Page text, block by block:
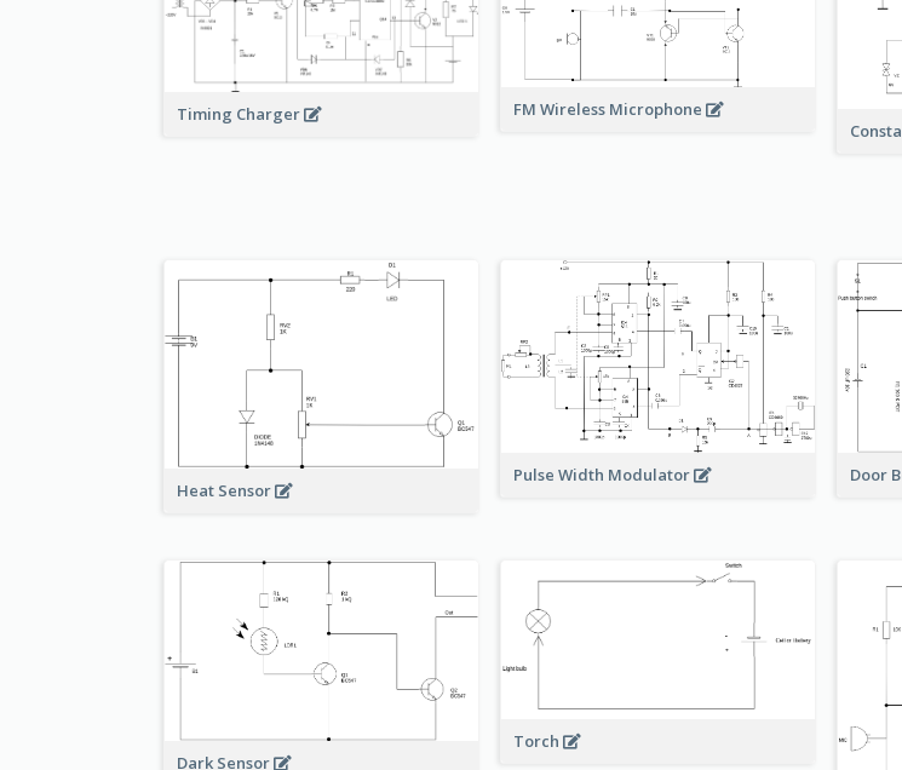
Timing Charger
FM Wireless Microphone
Heat Sensor
Pulse Width Modulator
Door
Dark Sensor
Torch